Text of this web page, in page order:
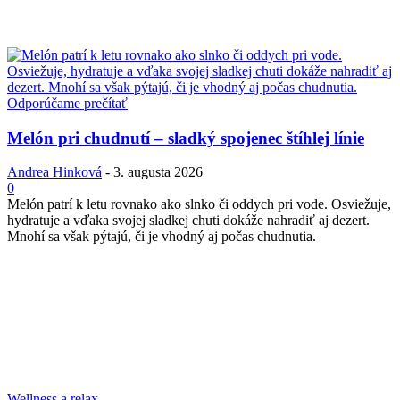
Odporúčame prečítať
Melón pri chudnutí – sladký spojenec štíhlej línie
Andrea Hinková - 3. augusta 2026
0
Melón patrí k letu rovnako ako slnko či oddych pri vode. Osviežuje,
hydratuje a vďaka svojej sladkej chuti dokáže nahradiť aj dezert.
Mnohí sa však pýtajú, či je vhodný aj počas chudnutia.